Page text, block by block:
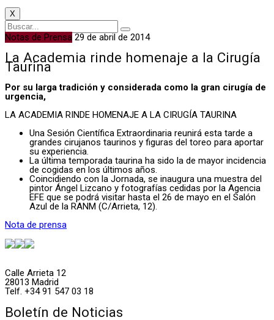
X
Notas de Prensa 29 de abril de 2014
La Academia rinde homenaje a la Cirugía
Taurina
Por su larga tradición y considerada como la gran cirugía de
urgencia,
LA ACADEMIA RINDE HOMENAJE A LA CIRUGÍA TAURINA
Una Sesión Científica Extraordinaria reunirá esta tarde a
grandes cirujanos taurinos y figuras del toreo para aportar
su experiencia.
La última temporada taurina ha sido la de mayor incidencia
de cogidas en los últimos años.
Coincidiendo con la Jornada, se inaugura una muestra del
pintor Ángel Lizcano y fotografías cedidas por la Agencia
EFE que se podrá visitar hasta el 26 de mayo en el Salón
Azul de la RANM (C/Arrieta, 12).
Nota de prensa
Calle Arrieta 12
28013 Madrid
Telf. +34 91 547 03 18
Boletín de Noticias